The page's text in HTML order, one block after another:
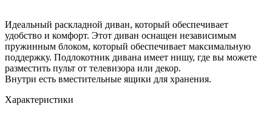
Идеальный раскладной диван, который обеспечивает
удобство и комфорт. Этот диван оснащен независимым
пружинным блоком, который обеспечивает максимальную
поддержку. Подлокотник дивана имеет нишу, где вы можете
разместить пульт от телевизора или декор.
Внутри есть вместительные ящики для хранения.
Характеристики